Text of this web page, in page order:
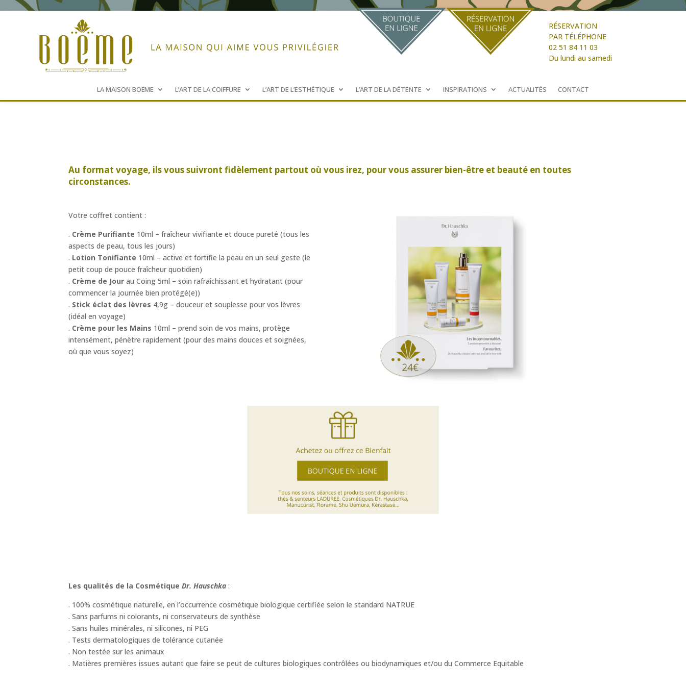
RÉSERVATION
PAR TÉLÉPHONE
02 51 84 11 03
Du lundi au samedi
LA MAISON BOËME L’ART DE LA COIFFURE L’ART DE L’ESTHÉTIQUE L’ART DE LA DÉTENTE INSPIRATIONS ACTUALITÉS CONTACT
Au format voyage, ils vous suivront fidèlement partout où vous irez, pour vous assurer bien-être et beauté en toutes
circonstances.
Votre coffret contient :
. Crème Purifiante 10ml – fraîcheur vivifiante et douce pureté (tous les
aspects de peau, tous les jours)
. Lotion Tonifiante 10ml – active et fortifie la peau en un seul geste (le
petit coup de pouce fraîcheur quotidien)
. Crème de Jour au Coing 5ml – soin rafraîchissant et hydratant (pour
commencer la journée bien protégé(e))
. Stick éclat des lèvres 4,9g – douceur et souplesse pour vos lèvres
(idéal en voyage)
. Crème pour les Mains 10ml – prend soin de vos mains, protège
intensément, pénètre rapidement (pour des mains douces et soignées,
où que vous soyez)
Les qualités de la CosmétiqueDr. Hauschka :
. 100% cosmétique naturelle, en l’occurrence cosmétique biologique certifiée selon le standard NATRUE
. Sans parfums ni colorants, ni conservateurs de synthèse
. Sans huiles minérales, ni silicones, ni PEG
. Tests dermatologiques de tolérance cutanée
. Non testée sur les animaux
. Matières premières issues autant que faire se peut de cultures biologiques contrôlées ou biodynamiques et/ou du Commerce Equitable